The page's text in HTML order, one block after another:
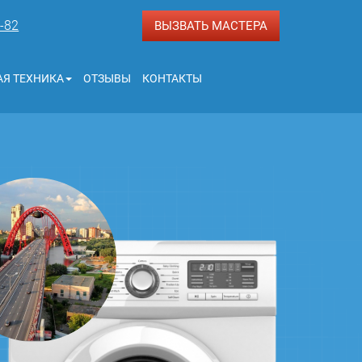
82 ВЫЗВАТЬ МАСТЕРА
ТЕХНИКА ОТЗЫВЫ КОНТАКТЫ